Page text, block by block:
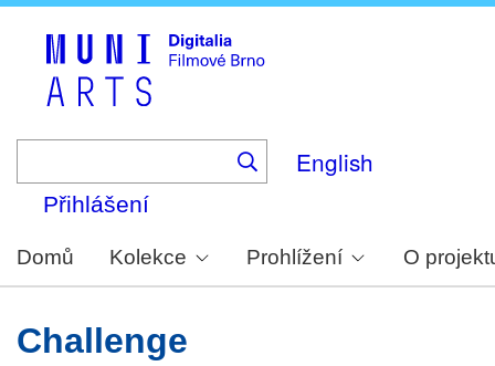
English
Přihlášení
Domů Kolekce Prohlížení O
Challenge